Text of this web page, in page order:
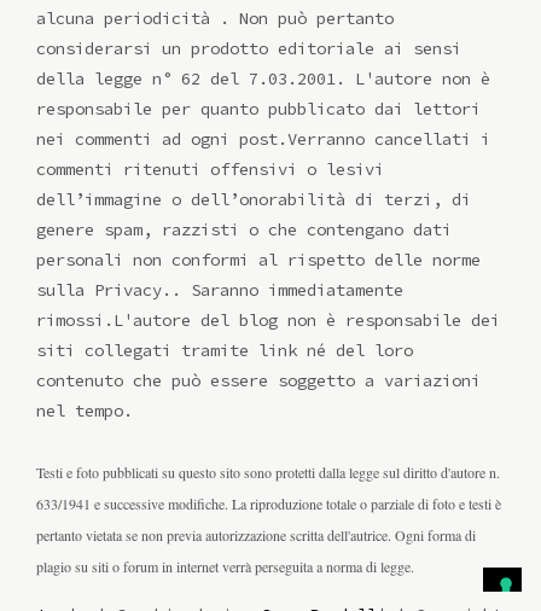
alcuna periodicità . Non può pertanto
considerarsi un prodotto editoriale ai sensi
della legge n° 62 del 7.03.2001. L'autore non è
responsabile per quanto pubblicato dai lettori
nei commenti ad ogni post.Verranno cancellati i
commenti ritenuti offensivi o lesivi
dell’immagine o dell’onorabilità di terzi, di
genere spam, razzisti o che contengano dati
personali non conformi al rispetto delle norme
sulla Privacy.. Saranno immediatamente
rimossi.L'autore del blog non è responsabile dei
siti collegati tramite link né del loro
contenuto che può essere soggetto a variazioni
nel tempo.
Testi e foto pubblicati su questo sito sono protetti dalla legge sul diritto d'autore n.
633/1941 e successive modifiche. La riproduzione totale o parziale di foto e testi è
pertanto vietata se non previa autorizzazione scritta dell'autrice. Ogni forma di
plagio su siti o forum in internet verrà perseguita a norma di legge.